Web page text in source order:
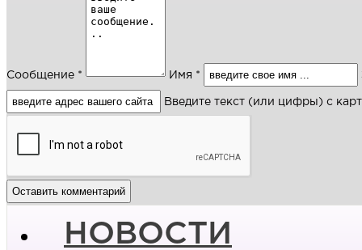
Сообщение * Имя *
Введите текст (или цифры) с
НОВОСТИ